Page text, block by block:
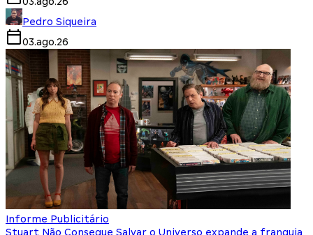
Pedro Siqueira
03.ago.26
Informe Publicitário
Stuart Não Consegue Salvar o Universo expande a franquia